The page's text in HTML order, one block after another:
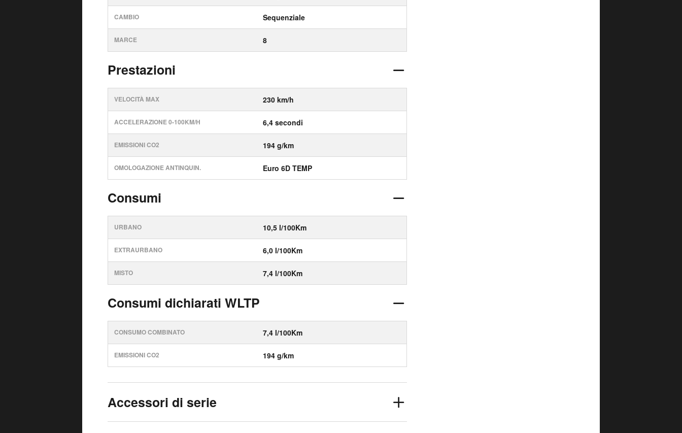
CAMBIO Sequenziale
MARCE 8
Prestazioni
VELOCITÀ MAX 230 km/h
ACCELERAZIONE 0-100KM/H 6,4 secondi
EMISSIONI CO2 194 g/km
OMOLOGAZIONE ANTINQUIN. Euro 6D TEMP
Consumi
URBANO 10,5 l/100Km
EXTRAURBANO 6,0 l/100Km
MISTO 7,4 l/100Km
Consumi dichiarati WLTP
CONSUMO COMBINATO 7,4 l/100Km
EMISSIONI CO2 194 g/km
Accessori di serie